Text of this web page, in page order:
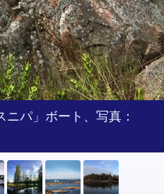
パ」ボート、写真：